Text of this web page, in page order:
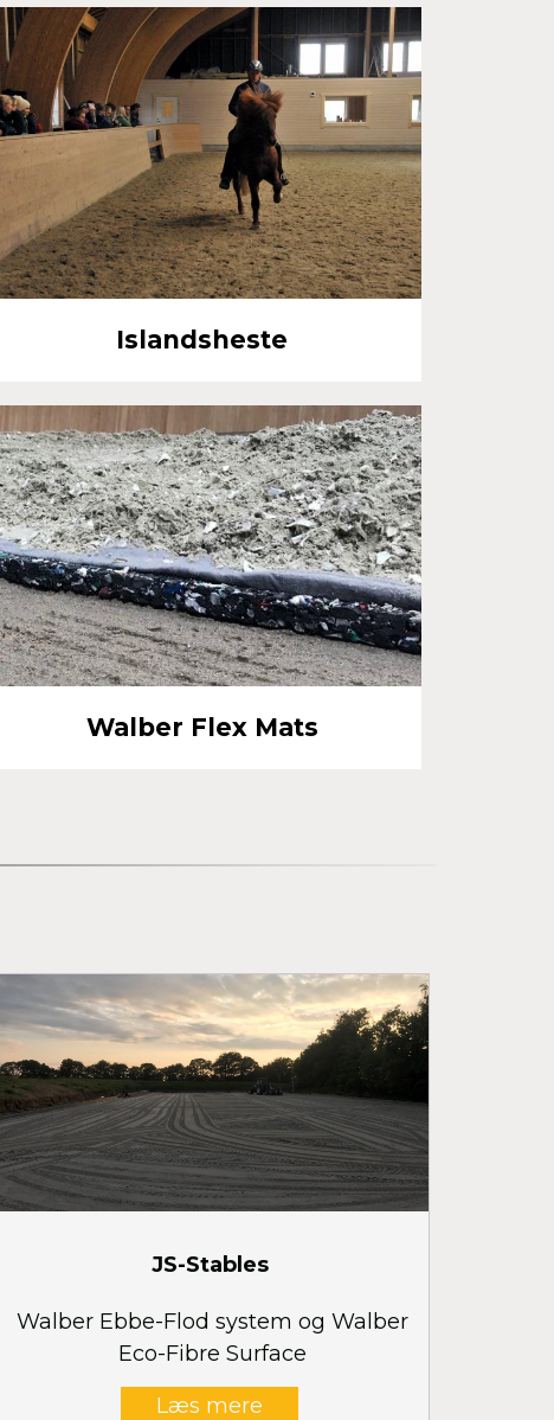
Islandsheste
Walber Flex Mats
JS-Stables
Walber Ebbe-Flod system og Walber
Eco-Fibre Surface
Læs mere